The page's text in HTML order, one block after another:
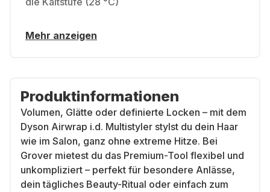
Mehr anzeigen
Produktinformationen
Volumen, Glätte oder definierte Locken – mit dem
Dyson Airwrap i.d. Multistyler stylst du dein Haar
wie im Salon, ganz ohne extreme Hitze. Bei
Grover mietest du das Premium-Tool flexibel und
unkompliziert – perfekt für besondere Anlässe,
dein tägliches Beauty-Ritual oder einfach zum